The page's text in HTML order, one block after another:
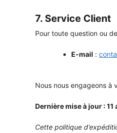
7. Service Client
Pour toute question ou
E-mail :
Nous nous engageons à
Dernière mise à jour :
Cette politique